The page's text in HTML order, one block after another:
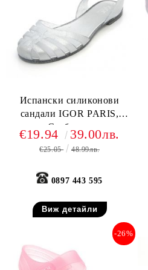
Испански силиконови
сандали IGOR PARIS,
Сребърни
€19.94 39.00лв.
€25.05 48.99лв.
0897 443 595
Виж детайли
-26%